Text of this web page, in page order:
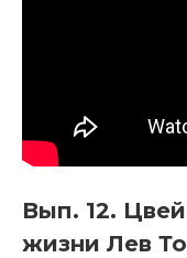
Вып. 12.
жизни Лев